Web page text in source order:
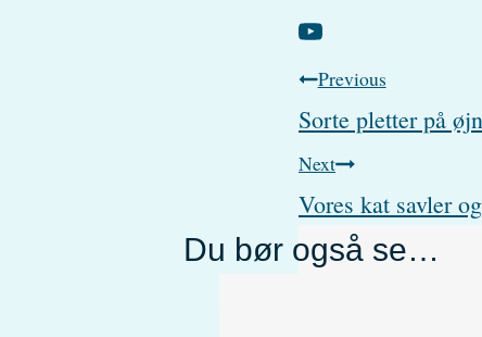
Post
navigation
Previous
Sorte pletter på
Next
Vores kat savler
Du bør også se…